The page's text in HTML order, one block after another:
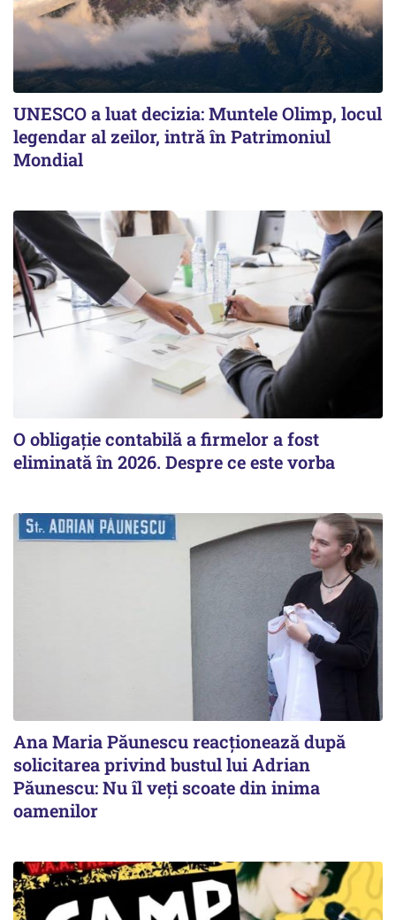
UNESCO a luat decizia: Muntele Olimp, locul
legendar al zeilor, intră în Patrimoniul
Mondial
O obligație contabilă a firmelor a fost
eliminată în 2026. Despre ce este vorba
Ana Maria Păunescu reacționează după
solicitarea privind bustul lui Adrian
Păunescu: Nu îl veți scoate din inima
oamenilor